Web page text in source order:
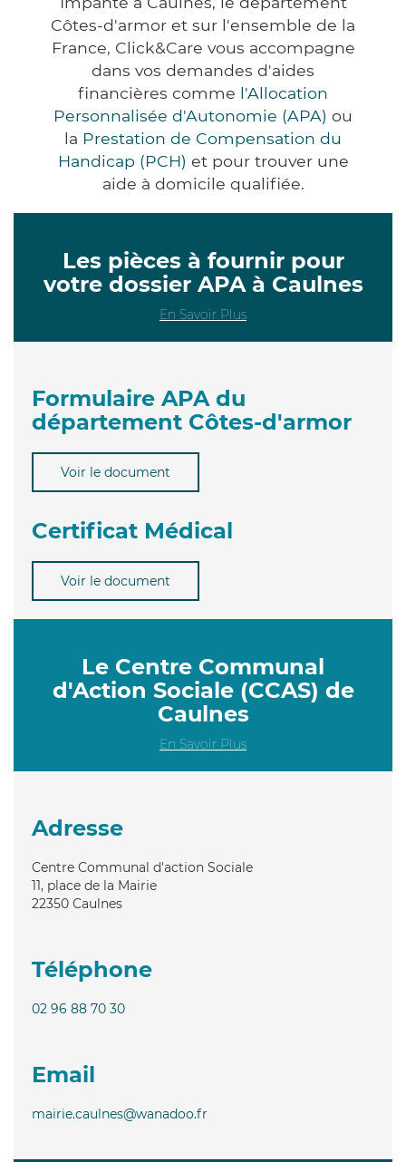
Côtes-d'armor et sur l'ensemble de la
France, Click&Care vous accompagne
dans vos demandes d'aides
financières comme l'Allocation
Personnalisée d'Autonomie (APA) ou
la Prestation de Compensation du
Handicap (PCH) et pour trouver une
aide à domicile qualifiée.
Les pièces à fournir pour
votre dossier APA à Caulnes
En Savoir Plus
Formulaire APA du
département Côtes-d'armor
Voir le document
Certificat Médical
Voir le document
Le Centre Communal
d'Action Sociale (CCAS) de
Caulnes
En Savoir Plus
Adresse
Centre Communal d'action Sociale
11, place de la Mairie
22350 Caulnes
Téléphone
02 96 88 70 30
Email
mairie.caulnes@wanadoo.fr